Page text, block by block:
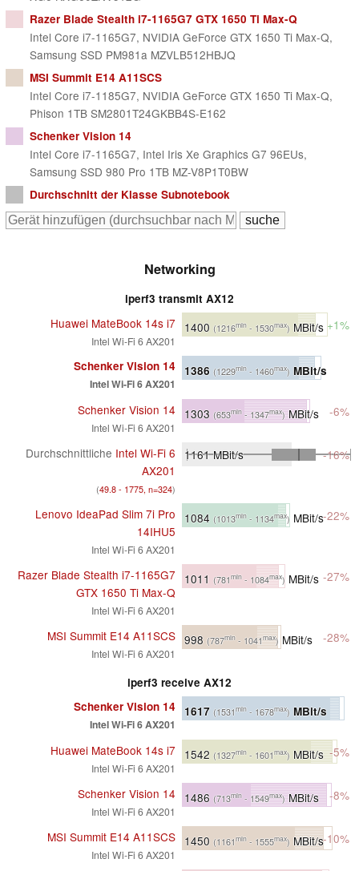
Razer Blade Stealth i7-1165G7 GTX 1650 Ti Max-Q
Intel Core i7-1165G7, NVIDIA GeForce GTX 1650 Ti Max-Q,
Samsung SSD PM981a MZVLB512HBJQ
MSI Summit E14 A11SCS
Intel Core i7-1185G7, NVIDIA GeForce GTX 1650 Ti Max-Q,
Phison 1TB SM2801T24GKBB4S-E162
Schenker Vision 14
Intel Core i7-1165G7, Intel Iris Xe Graphics G7 96EUs,
Samsung SSD 980 Pro 1TB MZ-V8P1T0BW
Durchschnitt der Klasse Subnotebook
Networking
iperf3 transmit AX12
Huawei MateBook 14s i7
Intel Wi-Fi 6 AX201
1400 (1216min - 1530max) MBit/s +1%
Schenker Vision 14
Intel Wi-Fi 6 AX201
1386 (1229min - 1460max) MBit/s
Schenker Vision 14
Intel Wi-Fi 6 AX201
1303 (653min - 1347max)MBit/s -6%
Durchschnittliche Intel Wi-Fi 6
AX201
(49.8 - 1775, n=324)
1161MBit/s -16%
Lenovo IdeaPad Slim 7i Pro
14IHU5
Intel Wi-Fi 6 AX201
1084 (1013min - 1134max) MBit/s-22%
Razer Blade Stealth i7-1165G7
GTX 1650 Ti Max-Q
Intel Wi-Fi 6 AX201
1011 (781min - 1084max) MBit/s -27%
MSI Summit E14 A11SCS
Intel Wi-Fi 6 AX201
998 (787min - 1041max) MBit/s -28%
iperf3 receive AX12
Schenker Vision 14
Intel Wi-Fi 6 AX201
1617 (1531min - 1678max) MBit/s
Huawei MateBook 14s i7
Intel Wi-Fi 6 AX201
1542 (1327min - 1601max) MBit/s -5%
Schenker Vision 14
Intel Wi-Fi 6 AX201
1486 (713min - 1549max)MBit/s -8%
MSI Summit E14 A11SCS
Intel Wi-Fi 6 AX201
1450 (1161min - 1555max) MBit/s-10%